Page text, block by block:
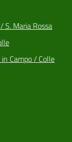
S. Maria Rossa
Campo / Colle